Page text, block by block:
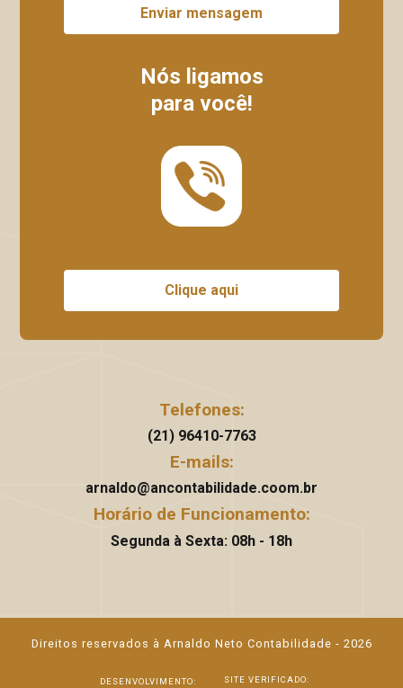
Enviar mensagem
Nós ligamos
para você!
Clique aqui
Telefones:
(21) 96410-7763
E-mails:
arnaldo@ancontabilidade.coom.br
Horário de Funcionamento:
Segunda à Sexta: 08h - 18h
Direitos reservados à Arnaldo Neto Contabilidade - 2026
DESENVOLVIMENTO: SITE VERIFICADO: